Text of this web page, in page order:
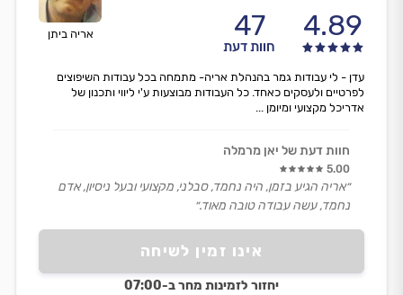
אריה ביתן 4.89
47
חוות דעת
אינו זמין לשיחה
יחזור לזמינות מחר ב-07:00
עדן - לי עבודות גמר בהנהלת אריה- מתמחה בכל עבודות השיפוצים
לפרטיים ולעסקים כאחד. כל העבודות מבוצעות ע'י ליווי ותכנון של
אדריכל מקצועי ומיומן ...
חוות דעת של יאן מרמלה
5.00
״אריה הגיע בזמן, היה נחמד, סבלני, מקצועי ובעל ניסיון, אדם
נחמד, עשה עבודה טובה מאוד.״